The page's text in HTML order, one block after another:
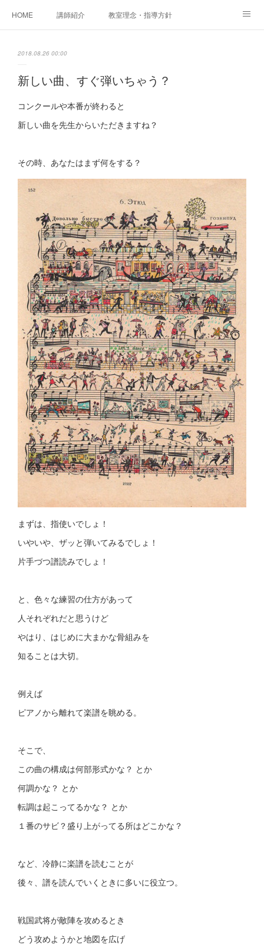
HOME 講師紹介 教室理念・指導方針
ご相談・体験レッスンお申し込み
アクセス
2018.08.26 00:00
新しい曲、すぐ弾いちゃう？
コンクールや本番が終わると
新しい曲を先生からいただきますね？
その時、あなたはまず何をする？
まずは、指使いでしょ！
いやいや、ザッと弾いてみるでしょ！
片手づつ譜読みでしょ！
と、色々な練習の仕方があって
人それぞれだと思うけど
やはり、はじめに大まかな骨組みを
知ることは大切。
例えば
ピアノから離れて楽譜を眺める。
そこで、
この曲の構成は何部形式かな？ とか
何調かな？ とか
転調は起こってるかな？ とか
１番のサビ？盛り上がってる所はどこかな？
など、冷静に楽譜を読むことが
後々、譜を読んでいくときに多いに役立つ。
戦国武将が敵陣を攻めるとき
どう攻めようかと地図を広げ